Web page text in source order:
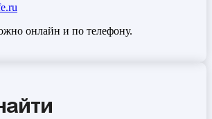
онлайн и по телефону.